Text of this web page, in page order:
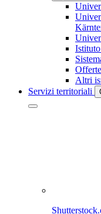
Altri
Servizi territoriali